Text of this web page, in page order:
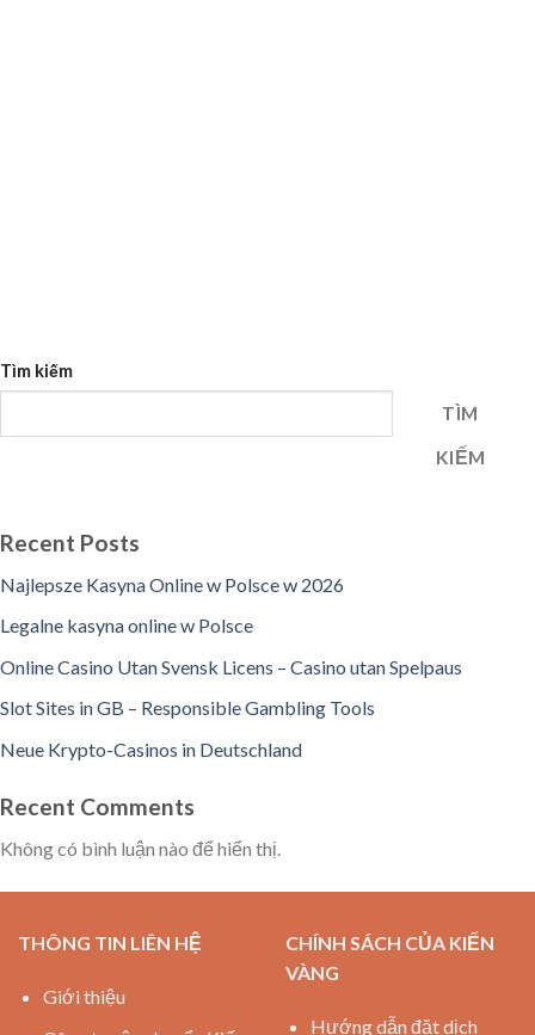
Tìm kiếm
TÌM
KIẾM
Recent Posts
Najlepsze Kasyna Online w Polsce w 2026
Legalne kasyna online w Polsce
Online Casino Utan Svensk Licens – Casino utan Spelpaus
Slot Sites in GB – Responsible Gambling Tools
Neue Krypto-Casinos in Deutschland
Recent Comments
Không có bình luận nào để hiển thị.
THÔNG TIN LIÊN HỆ
Giới thiệu
CHÍNH SÁCH CỦA KIẾN
VÀNG
Hướng dẫn đặt dịch